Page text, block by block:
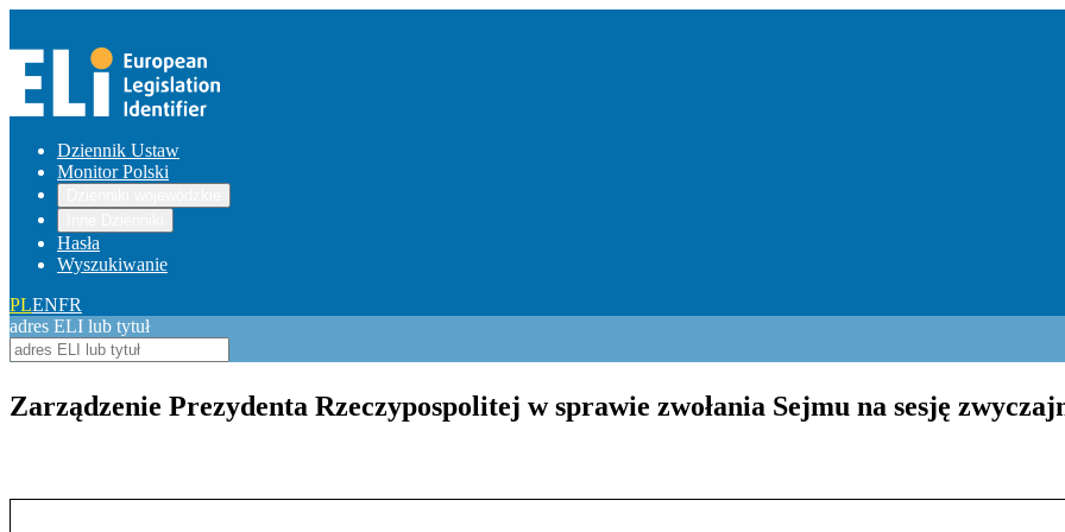
Dziennik Ustaw
Monitor Polski
Hasła
Wyszukiwanie
PLENFR
adres ELI lub tytuł
Zarządzenie Prezydenta Rzeczypospolitej w sprawie zwołania Sejmu na sesję